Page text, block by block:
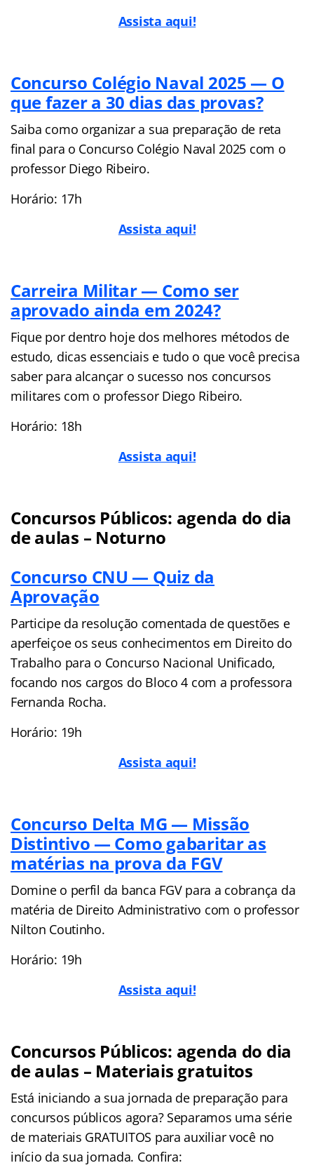
Assista aqui!
Concurso Colégio Naval 2025 — O
que fazer a 30 dias das provas?
Saiba como organizar a sua preparação de reta
final para o Concurso Colégio Naval 2025 com o
professor Diego Ribeiro.
Horário: 17h
Assista aqui!
Carreira Militar — Como ser
aprovado ainda em 2024?
Fique por dentro hoje dos melhores métodos de
estudo, dicas essenciais e tudo o que você precisa
saber para alcançar o sucesso nos concursos
militares com o professor Diego Ribeiro.
Horário: 18h
Assista aqui!
Concursos Públicos: agenda do dia
de aulas – Noturno
Concurso CNU — Quiz da
Aprovação
Participe da resolução comentada de questões e
aperfeiçoe os seus conhecimentos em Direito do
Trabalho para o Concurso Nacional Unificado,
focando nos cargos do Bloco 4 com a professora
Fernanda Rocha.
Horário: 19h
Assista aqui!
Concurso Delta MG — Missão
Distintivo — Como gabaritar as
matérias na prova da FGV
Domine o perfil da banca FGV para a cobrança da
matéria de Direito Administrativo com o professor
Nilton Coutinho.
Horário: 19h
Assista aqui!
Concursos Públicos: agenda do dia
de aulas – Materiais gratuitos
Está iniciando a sua jornada de preparação para
concursos públicos agora? Separamos uma série
de materiais GRATUITOS para auxiliar você no
início da sua jornada. Confira: